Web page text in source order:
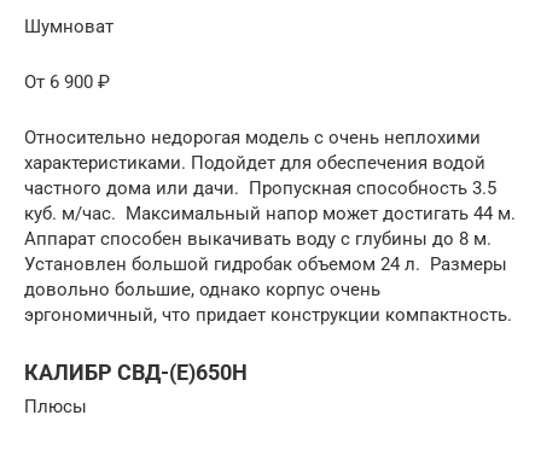
Шумноват
От 6 900 ₽
Относительно недорогая модель с очень неплохими
характеристиками. Подойдет для обеспечения водой
частного дома или дачи. Пропускная способность 3.5
куб. м/час. Максимальный напор может достигать 44 м.
Аппарат способен выкачивать воду с глубины до 8 м.
Установлен большой гидробак объемом 24 л. Размеры
довольно большие, однако корпус очень
эргономичный, что придает конструкции компактность.
КАЛИБР СВД-(Е)650Н
Плюсы